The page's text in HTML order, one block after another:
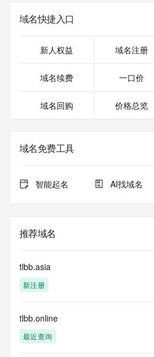
域名快捷入口
新人权益 域名注册
域名续费 一口价
域名回购 价格总览
域名免费工具
智能起名 AI找域名
推荐域名
tlbb.asia
新注册
tlbb.online
最近查询